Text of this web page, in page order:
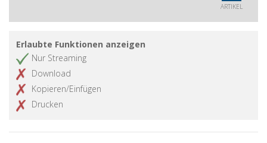
ARTIKEL
Erlaubte Funktionen anzeigen
Nur Streaming
Download
Kopieren/Einfügen
Drucken